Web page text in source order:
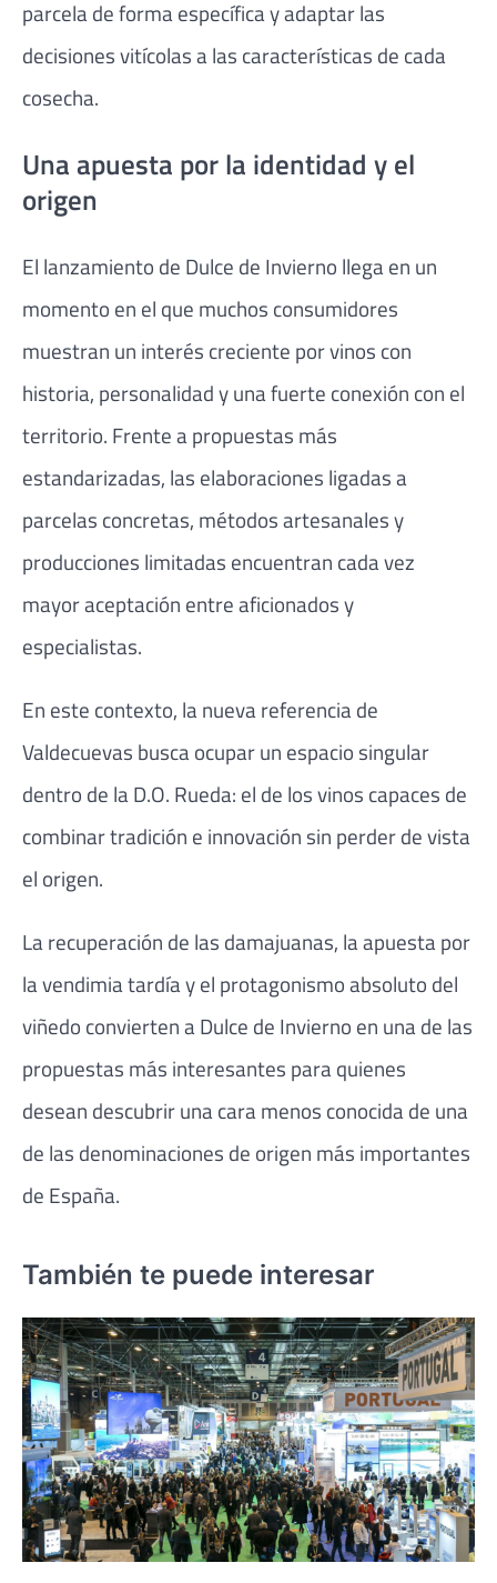
parcela de forma específica y adaptar las
decisiones vitícolas a las características de cada
cosecha.
Una apuesta por la identidad y el
origen
El lanzamiento de Dulce de Invierno llega en un
momento en el que muchos consumidores
muestran un interés creciente por vinos con
historia, personalidad y una fuerte conexión con el
territorio. Frente a propuestas más
estandarizadas, las elaboraciones ligadas a
parcelas concretas, métodos artesanales y
producciones limitadas encuentran cada vez
mayor aceptación entre aficionados y
especialistas.
En este contexto, la nueva referencia de
Valdecuevas busca ocupar un espacio singular
dentro de la D.O. Rueda: el de los vinos capaces de
combinar tradición e innovación sin perder de vista
el origen.
La recuperación de las damajuanas, la apuesta por
la vendimia tardía y el protagonismo absoluto del
viñedo convierten a Dulce de Invierno en una de las
propuestas más interesantes para quienes
desean descubrir una cara menos conocida de una
de las denominaciones de origen más importantes
de España.
También te puede interesar